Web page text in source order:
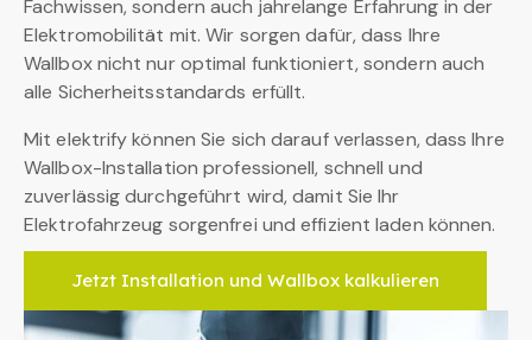
Fachwissen, sondern auch jahrelange Erfahrung in der
Elektromobilität mit. Wir sorgen dafür, dass Ihre
Wallbox nicht nur optimal funktioniert, sondern auch
alle Sicherheitsstandards erfüllt.
Mit elektrify können Sie sich darauf verlassen, dass Ihre
Wallbox-Installation professionell, schnell und
zuverlässig durchgeführt wird, damit Sie Ihr
Elektrofahrzeug sorgenfrei und effizient laden können.
Jetzt Installation und Wallbox kalkulieren